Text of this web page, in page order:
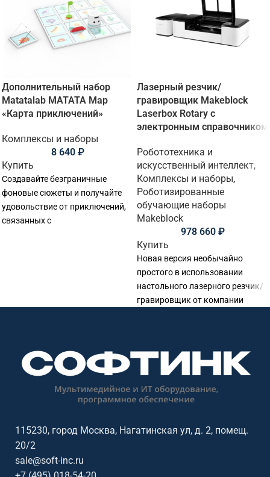
Дополнительный набор
Matatalab MATATA Map
«Карта приключений»
Комплексы и наборы
8 640 ₽
Купить
Создавайте безграничные
фоновые сюжеты и получайте
удовольствие от приключений,
связанных с
Лазерный резчик/
гравировщик Makeblock
Laserbox Rotary с
электронным справочником
Робототехника и
искусственный интеллект,
Комплексы и наборы,
Роботизированные
обучающие наборы
Makeblock
978 660 ₽
Купить
Новая версия необычайно
простого в использовании
настольного лазерного резчик/
гравировщик от компании
115230, город Москва, Нагатинская ул, д. 2, помещ.
20/2
sale@soft-inc.ru